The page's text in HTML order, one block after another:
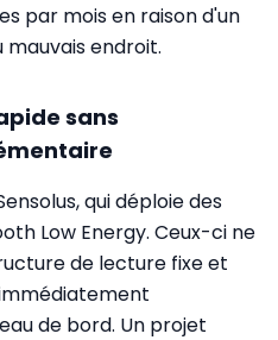
par mois en raison d'un
endroit.
sans
qui déploie des
Low Energy. Ceux-ci ne
de lecture fixe et
de bord. Un projet